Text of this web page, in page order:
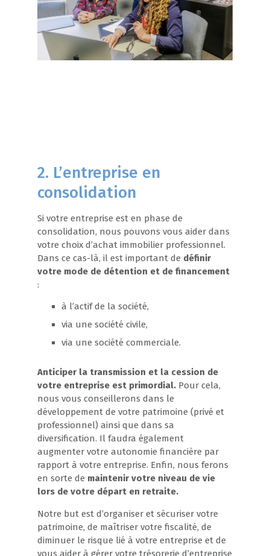
2. L’entreprise en
consolidation
Si votre entreprise est en phase de
consolidation, nous pouvons vous aider dans
votre choix d’achat immobilier professionnel.
Dans ce cas-là, il est important de définir
votre mode de détention et de financement
:
à l’actif de la société,
via une société civile,
via une société commerciale.
Anticiper la transmission et la cession de
votre entreprise est primordial. Pour cela,
nous vous conseillerons dans le
développement de votre patrimoine (privé et
professionnel) ainsi que dans sa
diversification. Il faudra également
augmenter votre autonomie financière par
rapport à votre entreprise. Enfin, nous ferons
en sorte de maintenir votre niveau de vie
lors de votre départ en retraite.
Notre but est d’organiser et sécuriser votre
patrimoine, de maîtriser votre fiscalité, de
diminuer le risque lié à votre entreprise et de
vous aider à gérer votre trésorerie d’entreprise